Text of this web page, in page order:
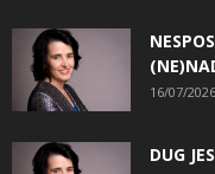
16/07/2026
DUG